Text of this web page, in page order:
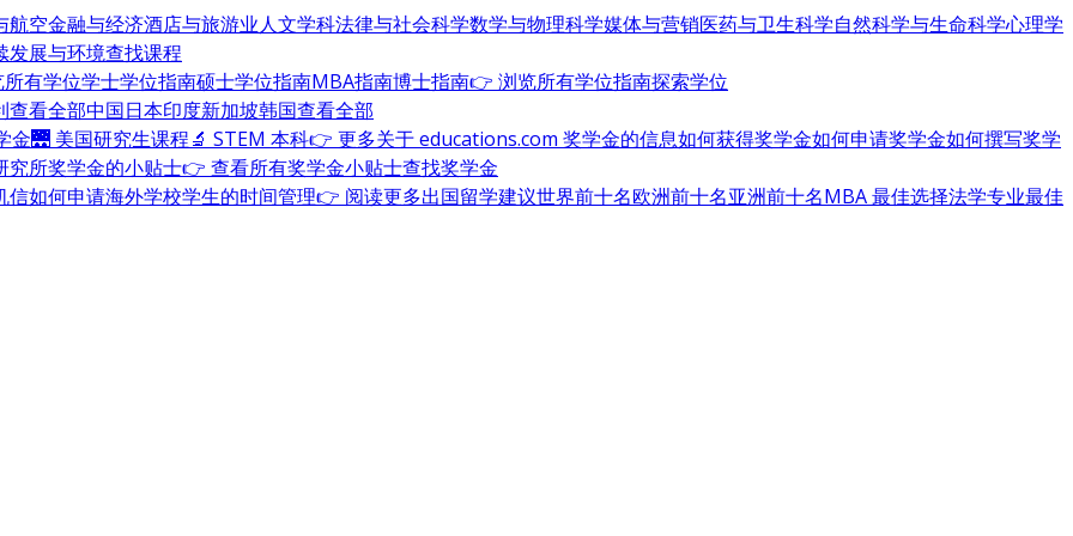
航空金融与经济酒店与旅游业人文学科法律与社会科学数学与物理科学媒体与营销医药与卫生科学自然科学与生命科学心理学
发展与环境查找课程
有学位学士学位指南硕士学位指南MBA指南博士指南👉 浏览所有学位指南探索学位
查看全部中国日本印度新加坡韩国查看全部
金🌉 美国研究生课程🔬 STEM 本科👉 更多关于 educations.com 奖学金的信息如何获得奖学金如何申请奖学金如何撰写奖学
究所奖学金的小贴士👉 查看所有奖学金小贴士查找奖学金
信如何申请海外学校学生的时间管理👉 阅读更多出国留学建议世界前十名欧洲前十名亚洲前十名MBA 最佳选择法学专业最佳